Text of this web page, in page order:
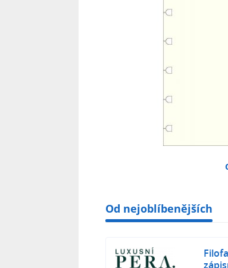
Od nejoblíbenějších